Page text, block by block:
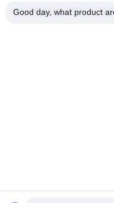
Vinncom Electronic
Good day, what product